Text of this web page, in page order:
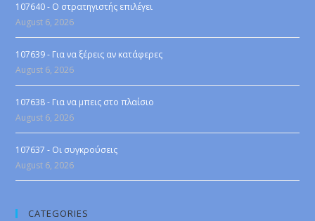
107640 - Ο στρατηγιστής επιλέγει
August 6, 2026
107639 - Για να ξέρεις αν κατάφερες
August 6, 2026
107638 - Για να μπεις στο πλαίσιο
August 6, 2026
107637 - Οι συγκρούσεις
August 6, 2026
CATEGORIES